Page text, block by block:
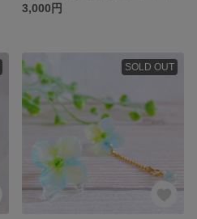
3,000円
SOLD OUT